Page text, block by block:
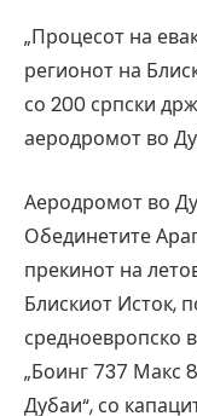
„Процесот на
регионот на
со 200 српски
аеродромот во
Аеродромот во
Обединетите
прекинот на
Блискиот Исток,
средноевропско
„Боинг 737 Макс
Дубаи“, со